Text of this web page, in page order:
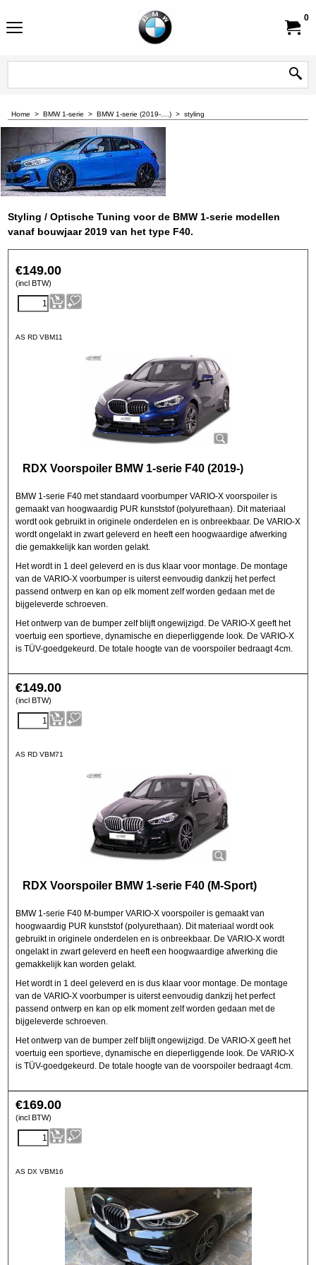
0
Home > BMW 1-serie > BMW 1-serie (2019-....) > styling
Styling / Optische Tuning voor de BMW 1-serie modellen
vanaf bouwjaar 2019 van het type F40.
€149.00
(incl BTW)
AS RD VBM11
RDX Voorspoiler BMW 1-serie F40 (2019-)
BMW 1-serie F40 met standaard voorbumper VARIO-X voorspoiler is
gemaakt van hoogwaardig PUR kunststof (polyurethaan). Dit materiaal
wordt ook gebruikt in originele onderdelen en is onbreekbaar. De VARIO-X
wordt ongelakt in zwart geleverd en heeft een hoogwaardige afwerking
die gemakkelijk kan worden gelakt.
Het wordt in 1 deel geleverd en is dus klaar voor montage. De montage
van de VARIO-X voorbumper is uiterst eenvoudig dankzij het perfect
passend ontwerp en kan op elk moment zelf worden gedaan met de
bijgeleverde schroeven.
Het ontwerp van de bumper zelf blijft ongewijzigd. De VARIO-X geeft het
voertuig een sportieve, dynamische en dieperliggende look. De VARIO-X
is TÜV-goedgekeurd. De totale hoogte van de voorspoiler bedraagt 4cm.
€149.00
(incl BTW)
AS RD VBM71
RDX Voorspoiler BMW 1-serie F40 (M-Sport)
BMW 1-serie F40 M-bumper VARIO-X voorspoiler is gemaakt van
hoogwaardig PUR kunststof (polyurethaan). Dit materiaal wordt ook
gebruikt in originele onderdelen en is onbreekbaar. De VARIO-X wordt
ongelakt in zwart geleverd en heeft een hoogwaardige afwerking die
gemakkelijk kan worden gelakt.
Het wordt in 1 deel geleverd en is dus klaar voor montage. De montage
van de VARIO-X voorbumper is uiterst eenvoudig dankzij het perfect
passend ontwerp en kan op elk moment zelf worden gedaan met de
bijgeleverde schroeven.
Het ontwerp van de bumper zelf blijft ongewijzigd. De VARIO-X geeft het
voertuig een sportieve, dynamische en dieperliggende look. De VARIO-X
is TÜV-goedgekeurd. De totale hoogte van de voorspoiler bedraagt 4cm.
€169.00
(incl BTW)
AS DX VBM16